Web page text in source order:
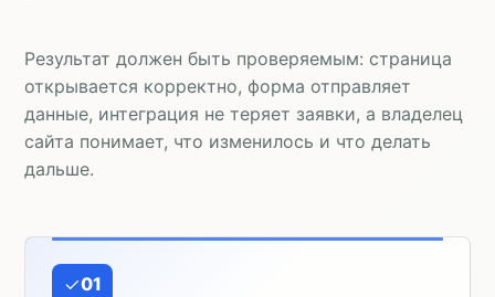
Результат должен быть проверяемым: страница
открывается корректно, форма отправляет
данные, интеграция не теряет заявки, а владелец
сайта понимает, что изменилось и что делать
дальше.
01